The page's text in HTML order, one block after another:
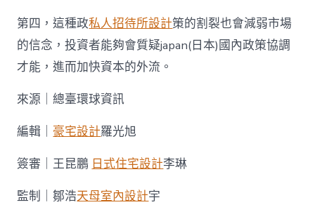
第四，這種政私人招待所設計策的割裂也會減弱市場
的信念，投資者能夠會質疑japan(日本)國內政策協調
才能，進而加快資本的外流。
來源｜總臺環球資訊
編輯｜ 豪宅設計羅光旭
簽審｜王昆鵬 日式住宅設計李琳
監制｜鄒浩天母室內設計宇